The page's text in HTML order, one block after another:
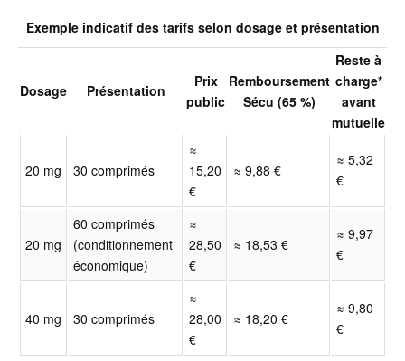
Exemple indicatif des tarifs selon dosage et présentation
Dosage Présentation
Prix
public
Remboursement
Sécu (65 %)
Reste à
charge*
avant
mutuelle
20 mg 30 comprimés
≈
15,20
€
≈ 9,88 €
≈ 5,32
€
20 mg
60 comprimés
(conditionnement
économique)
≈
28,50
€
≈ 18,53 €
≈ 9,97
€
40 mg 30 comprimés
≈
28,00
€
≈ 18,20 €
≈ 9,80
€